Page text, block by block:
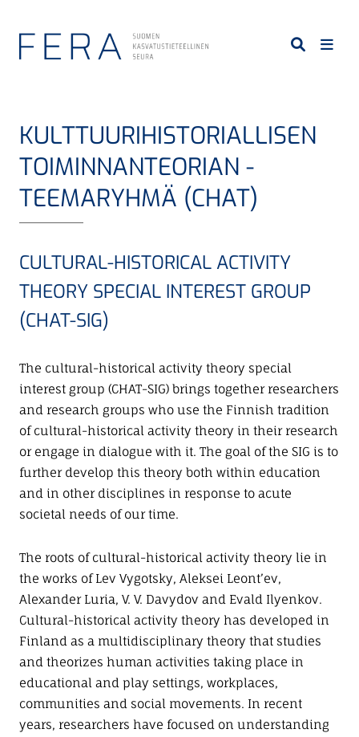
KULTTUURIHISTORIALLISEN
TOIMINNANTEORIAN -
TEEMARYHMÄ (CHAT)
CULTURAL-HISTORICAL ACTIVITY
THEORY SPECIAL INTEREST GROUP
(CHAT-SIG)
The cultural-historical activity theory special
interest group (CHAT-SIG) brings together researchers
and research groups who use the Finnish tradition
of cultural-historical activity theory in their research
or engage in dialogue with it. The goal of the SIG is to
further develop this theory both within education
and in other disciplines in response to acute
societal needs of our time.
The roots of cultural-historical activity theory lie in
the works of Lev Vygotsky, Aleksei Leont’ev,
Alexander Luria, V. V. Davydov and Evald Ilyenkov.
Cultural-historical activity theory has developed in
Finland as a multidisciplinary theory that studies
and theorizes human activities taking place in
educational and play settings, workplaces,
communities and social movements. In recent
years, researchers have focused on understanding